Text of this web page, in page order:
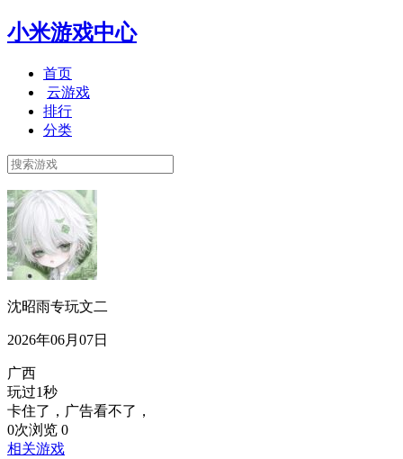
小米游戏中心
首页
云游戏
排行
分类
沈昭雨专玩文二
2026年06月07日
广西
玩过1秒
卡住了，广告看不了，
0次浏览 0
相关游戏